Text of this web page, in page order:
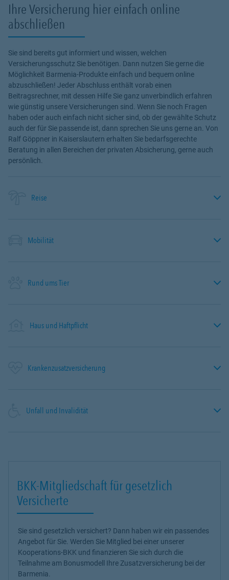
Ihre Versicherung hier einfach online
abschließen
Sie sind bereits gut informiert und wissen, welchen
Versicherungsschutz Sie benötigen. Dann nutzen Sie gerne die
Möglichkeit Barmenia-Produkte einfach und bequem online
abzuschließen! Jeder Abschluss enthält vorab einen
Beitragsrechner, mit dessen Hilfe Sie ganz unverbindlich erfahren
wie günstig unsere Versicherungen sind. Wenn Sie noch Fragen
haben oder auch einfach nicht sicher sind, ob der gewählte Schutz
auch der für Sie passende ist, dann sprechen Sie uns gerne an. Von
Ralf Göppner in Kaiserslautern erhalten Sie bedarfsgerechte
Beratung in allen Bereichen der privaten Absicherung, gerne auch
persönlich.
Reise
Mobilität
Rund ums Tier
Haus und Haftpflicht
Krankenzusatzversicherung
Unfall und Invalidität
BKK-Mitgliedschaft für gesetzlich
Versicherte
Sie sind gesetzlich versichert? Dann haben wir ein passendes
Angebot für Sie. Werden Sie Mitglied bei einer unserer
Kooperations-BKK und finanzieren Sie sich durch die
Teilnahme am Bonusmodell Ihre Zusatzversicherung bei der
Barmenia.